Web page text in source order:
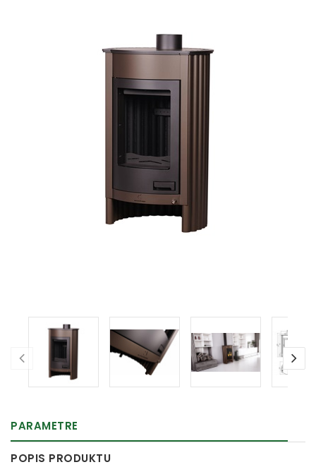
PARAMETRE
POPIS PRODUKTU